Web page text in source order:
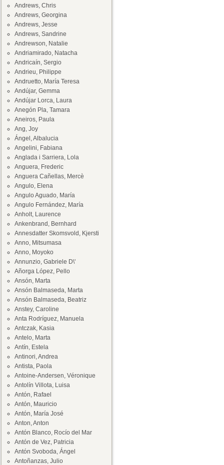
Andrews, Chris
Andrews, Georgina
Andrews, Jesse
Andrews, Sandrine
Andrewson, Natalie
Andriamirado, Natacha
Andricaín, Sergio
Andrieu, Philippe
Andruetto, María Teresa
Andújar, Gemma
Andújar Lorca, Laura
Anegón Pla, Tamara
Aneiros, Paula
Ang, Joy
Ángel, Albalucia
Angelini, Fabiana
Anglada i Sarriera, Lola
Anguera, Frederic
Anguera Cañellas, Mercè
Angulo, Elena
Angulo Aguado, María
Angulo Fernández, María
Anholt, Laurence
Ankenbrand, Bernhard
Annesdatter Skomsvold, Kjersti
Anno, Mitsumasa
Anno, Moyoko
Annunzio, Gabriele D\'
Añorga López, Pello
Ansón, Marta
Ansón Balmaseda, Marta
Ansón Balmaseda, Beatriz
Anstey, Caroline
Anta Rodríguez, Manuela
Antczak, Kasia
Antelo, Marta
Antín, Estela
Antinori, Andrea
Antista, Paola
Antoine-Andersen, Véronique
Antolín Villota, Luisa
Antón, Rafael
Antón, Mauricio
Antón, María José
Anton, Anton
Antón Blanco, Rocío del Mar
Antón de Vez, Patricia
Antón Svoboda, Ángel
Antoñanzas, Julio